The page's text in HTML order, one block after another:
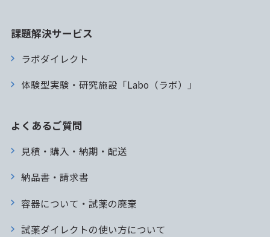
課題解決サービス
ラボダイレクト
体験型実験・研究施設「Labo（ラボ）」
よくあるご質問
見積・購入・納期・配送
納品書・請求書
容器について・試薬の廃棄
試薬ダイレクトの使い方について